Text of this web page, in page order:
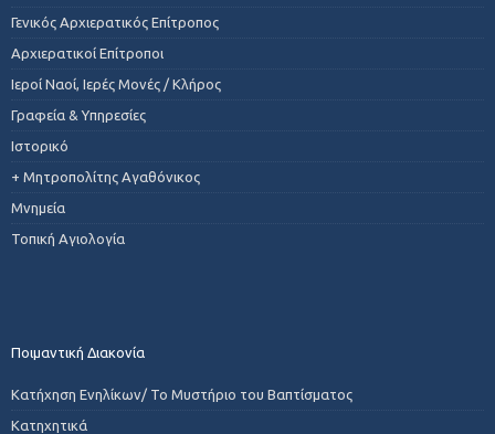
Γενικός Αρχιερατικός Επίτροπος
Αρχιερατικοί Επίτροποι
Ιεροί Ναοί, Ιερές Μονές / Κλήρος
Γραφεία & Υπηρεσίες
Ιστορικό
+ Μητροπολίτης Αγαθόνικος
Μνημεία
Τοπική Αγιολογία
Ποιμαντική Διακονία
Κατήχηση Ενηλίκων/ Το Μυστήριο του Βαπτίσματος
Κατηχητικά